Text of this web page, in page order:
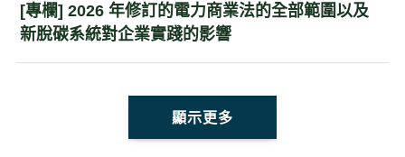
[專欄] 2026 年修訂的電力商業法的全部範圍以及
新脫碳系統對企業實踐的影響
顯示更多